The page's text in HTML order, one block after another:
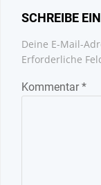
SCHREIBE
Deine E-Mail-
Erforderliche
Kommentar*